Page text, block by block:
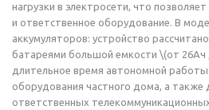
нагрузки в электросети, что
и ответственное оборудование. В
аккумуляторов: устройство
батареями большой емкости \(от 26Ач
длительное время автономной
оборудования частного дома, а также
ответственных